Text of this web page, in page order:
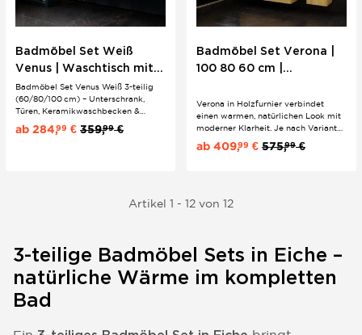
Badmöbel Set Weiß
Venus | Waschtisch mit
Unterschrank &
Spiegelschrank |
Badmöbel Set Venus Weiß 3-teilig
(60/80/100 cm) – Unterschrank,
Türen, Keramikwaschbecken &
Spiegelschrank | Modernes Design ?
Jetzt günstig & schnell lieferbar!
ab 284,99 € 359,99€
Badmöbel Set Verona |
100 80 60 cm |
Konsole
Verona in Holzfurnier verbindet
einen warmen, natürlichen Look mit
moderner Klarheit. Je nach Variante
ist das Set mit Einbauwaschbecken
erhältlich oder mit Konsole und
für...
ab 409,99 € 575,99€
Artikel 1 - 12 von 12
3-teilige Badmöbel Sets in Eiche –
natürliche Wärme im kompletten
Bad